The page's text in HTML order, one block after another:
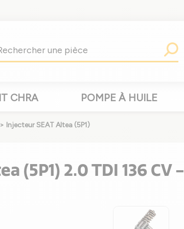
CHRA POMPE À HUILE
> Injecteur SEAT Altea (5P1)
(5P1) 2.0 TDI 136 CV -